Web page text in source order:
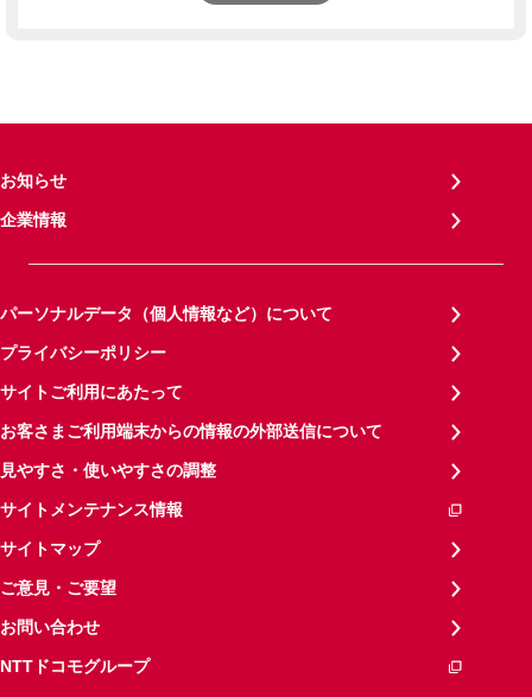
お知らせ
企業情報
パーソナルデータ（個人情報など）について
プライバシーポリシー
サイトご利用にあたって
お客さまご利用端末からの情報の外部送信について
見やすさ・使いやすさの調整
サイトメンテナンス情報
サイトマップ
ご意見・ご要望
お問い合わせ
NTTドコモグループ